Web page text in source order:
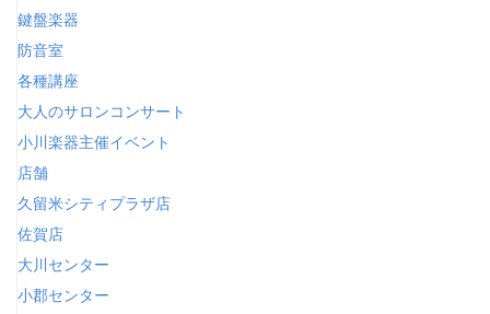
鍵盤楽器
防音室
各種講座
大人のサロンコンサート
小川楽器主催イベント
店舗
久留米シティプラザ店
佐賀店
大川センター
小郡センター